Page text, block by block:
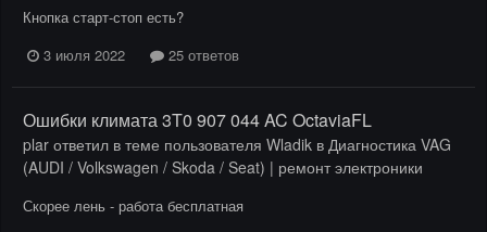
Кнопка старт-стоп есть?
3 июля 2022
25 ответов
Ошибки климата 3T0 907 044 AC OctaviaFL
plar ответил в теме пользователя Wladik в Диагностика VAG
(AUDI / Volkswagen / Skoda / Seat) | ремонт электроники
Скорее лень - работа бесплатная